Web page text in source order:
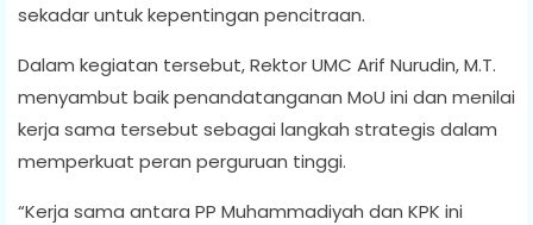
sekadar untuk kepentingan pencitraan.
Dalam kegiatan tersebut, Rektor UMC Arif Nurudin, M.T.
menyambut baik penandatanganan MoU ini dan menilai
kerja sama tersebut sebagai langkah strategis dalam
memperkuat peran perguruan tinggi.
“Kerja sama antara PP Muhammadiyah dan KPK ini